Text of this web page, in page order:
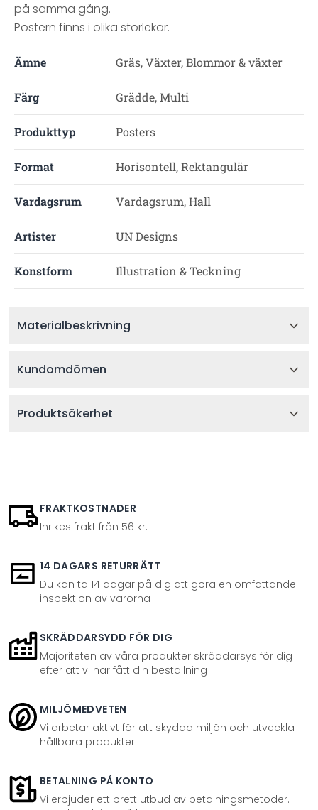
på samma gång.
Postern finns i olika storlekar.
Ämne Gräs, Växter, Blommor & växter
Färg Grädde, Multi
Produkttyp Posters
Format Horisontell, Rektangulär
Vardagsrum Vardagsrum, Hall
Artister UN Designs
Konstform Illustration & Teckning
Materialbeskrivning
Kundomdömen
Produktsäkerhet
FRAKTKOSTNADER
Inrikes frakt från 56 kr.
14 DAGARS RETURRÄTT
Du kan ta 14 dagar på dig att göra en omfattande
inspektion av varorna
SKRÄDDARSYDD FÖR DIG
Majoriteten av våra produkter skräddarsys för dig
efter att vi har fått din beställning
MILJÖMEDVETEN
Vi arbetar aktivt för att skydda miljön och utveckla
hållbara produkter
BETALNING PÅ KONTO
Vi erbjuder ett brett utbud av betalningsmetoder.